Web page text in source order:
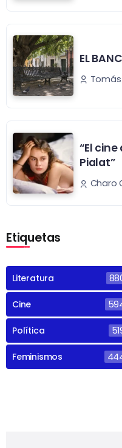
EL
“El
Pialat”
Charo
Etiquetas
Literatura
Cine
Política
Feminismos